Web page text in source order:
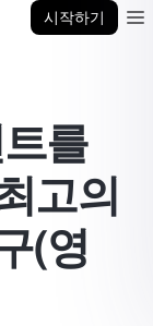
시작하기
를
고의
(영